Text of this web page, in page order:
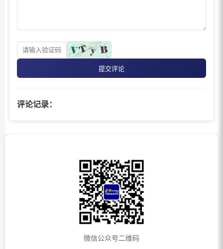
提交评论
评论记录：
微信公众号二维码